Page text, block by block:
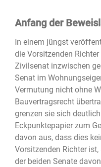
Anfang der
In einem jüngst
die Vorsitzenden
Zivilsenat inzwischen
Senat im
Vermutung nicht ohne
Bauvertragsrecht
grenzen sie sich
Eckpunktepapier zum
davon aus, dass dies
Vorsitzenden Richter
der beiden Senate